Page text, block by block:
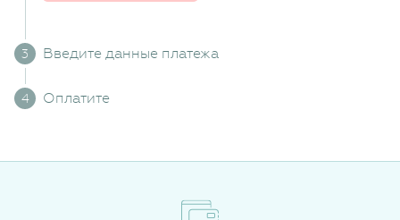
Введите данные платежа
Оплатите